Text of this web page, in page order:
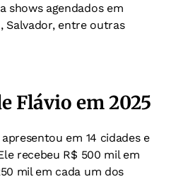
shows agendados em
Salvador, entre outras
Flávio em 2025
em 14 cidades e
recebeu R$ 500 mil em
mil em cada um dos